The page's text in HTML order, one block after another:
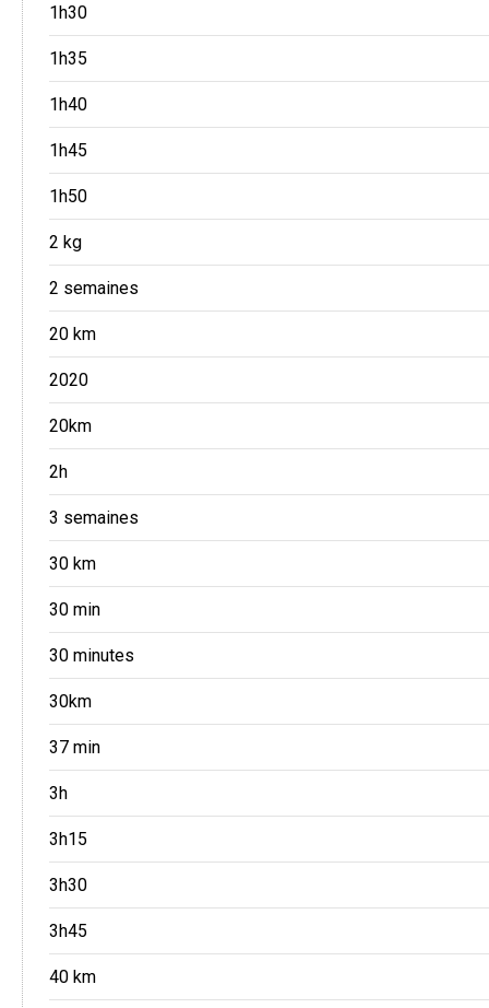
1h30
1h35
1h40
1h45
1h50
2 kg
2 semaines
20 km
2020
20km
2h
3 semaines
30 km
30 min
30 minutes
30km
37 min
3h
3h15
3h30
3h45
40 km